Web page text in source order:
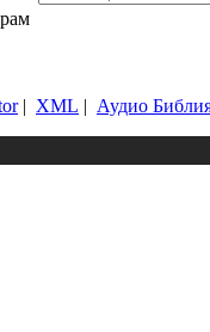
| XML | Аудио